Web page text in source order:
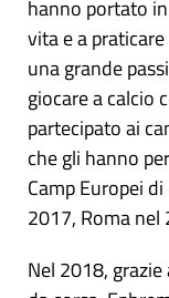
hanno portato
vita e a
una grande
giocare a calcio
partecipato ai
che gli hanno
Camp Europei
2017, Roma
Nel 2018,